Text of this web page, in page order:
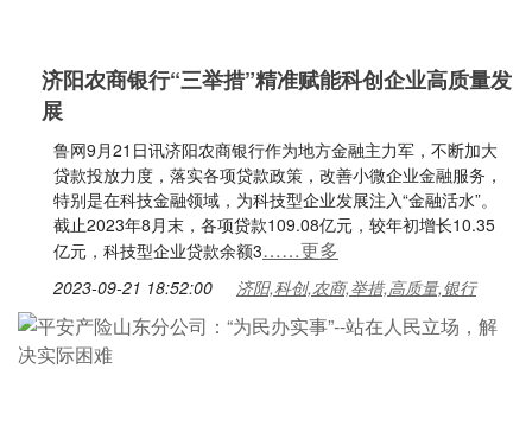
济阳农商银行“三举措”精准赋能科创企业高质量发
展
鲁网9月21日讯济阳农商银行作为地方金融主力军，不断加大
贷款投放力度，落实各项贷款政策，改善小微企业金融服务，
特别是在科技金融领域，为科技型企业发展注入“金融活水”。
截止2023年8月末，各项贷款109.08亿元，较年初增长10.35
亿元，科技型企业贷款余额3……更多
2023-09-21 18:52:00 济阳,科创,农商,举措,高质量,银行